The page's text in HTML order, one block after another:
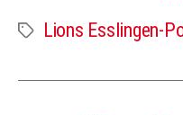
Schlagwörter
Lions Esslingen-